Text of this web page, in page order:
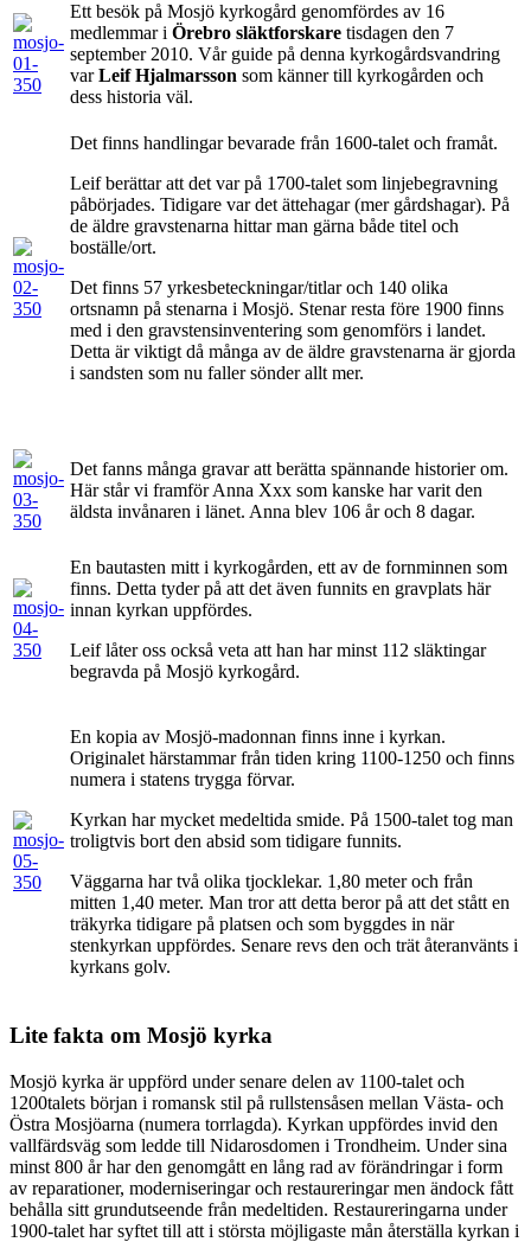
Ett besök på Mosjö kyrkogård genomfördes av 16
medlemmar i Örebro släktforskare tisdagen den 7
september 2010. Vår guide på denna kyrkogårdsvandring
varLeif Hjalmarsson som känner till kyrkogården och
dess historia väl.
Det finns handlingar bevarade från 1600-talet och framåt.
Leif berättar att det var på 1700-talet som linjebegravning
påbörjades. Tidigare var det ättehagar (mer gårdshagar). På
de äldre gravstenarna hittar man gärna både titel och
boställe/ort.
Det finns 57 yrkesbeteckningar/titlar och 140 olika
ortsnamn på stenarna i Mosjö. Stenar resta före 1900 finns
med i den gravstensinventering som genomförs i landet.
Detta är viktigt då många av de äldre gravstenarna är gjorda
i sandsten som nu faller sönder allt mer.
Det fanns många gravar att berätta spännande historier om.
Här står vi framför Anna Xxx som kanske har varit den
äldsta invånaren i länet. Anna blev 106 år och 8 dagar.
En bautasten mitt i kyrkogården, ett av de fornminnen som
finns. Detta tyder på att det även funnits en gravplats här
innan kyrkan uppfördes.
Leif låter oss också veta att han har minst 112 släktingar
begravda på Mosjö kyrkogård.
En kopia av Mosjö-madonnan finns inne i kyrkan.
Originalet härstammar från tiden kring 1100-1250 och finns
numera i statens trygga förvar.
Kyrkan har mycket medeltida smide. På 1500-talet tog man
troligtvis bort den absid som tidigare funnits.
Väggarna har två olika tjocklekar. 1,80 meter och från
mitten 1,40 meter. Man tror att detta beror på att det stått en
träkyrka tidigare på platsen och som byggdes in när
stenkyrkan uppfördes. Senare revs den och trät återanvänts i
kyrkans golv.
Lite fakta om Mosjö kyrka
Mosjö kyrka är uppförd under senare delen av 1100-talet och
1200talets början i romansk stil på rullstensåsen mellan Västa- och
Östra Mosjöarna (numera torrlagda). Kyrkan uppfördes invid den
vallfärdsväg som ledde till Nidarosdomen i Trondheim. Under sina
minst 800 år har den genomgått en lång rad av förändringar i form
av reparationer, moderniseringar och restaureringar men ändock fått
behålla sitt grundutseende från medeltiden. Restaureringarna under
1900-talet har syftet till att i största möjligaste mån återställa kyrkan i